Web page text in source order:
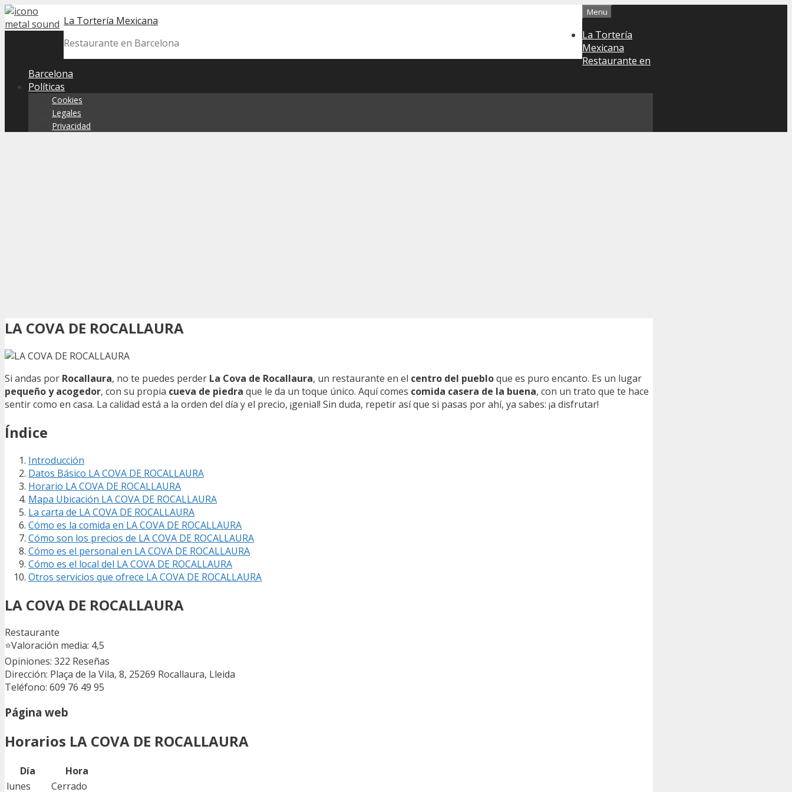
Skip
to
La Tortería Mexicana
Restaurante en Barcelona
Menu
La Tortería
Mexicana
Restaurante en
Barcelona
Políticas
Cookies
Legales
Privacidad
LA COVA DE ROCALLAURA
Si andas por Rocallaura, no te puedes perder La Cova de Rocallaura, un restaurante en el centro del puebloque es puro encanto. Es un lugar
pequeño y acogedor, con su propia cueva de piedra que le da un toque único. Aquí comes comida casera de la buena, con un trato que te hace
sentir como en casa. La calidad está a la orden del día y el precio, ¡genial! Sin duda, repetir así que si pasas por ahí, ya sabes: ¡a disfrutar!
Índice
Introducción
Datos Básico LA COVA DE ROCALLAURA
Horario LA COVA DE ROCALLAURA
Mapa Ubicación LA COVA DE ROCALLAURA
La carta de LA COVA DE ROCALLAURA
Cómo es la comida en LA COVA DE ROCALLAURA
Cómo son los precios de LA COVA DE ROCALLAURA
Cómo es el personal en LA COVA DE ROCALLAURA
Cómo es el local del LA COVA DE ROCALLAURA
Otros servicios que ofrece LA COVA DE ROCALLAURA
LA COVA DE ROCALLAURA
Restaurante
⭐Valoración media: 4,5
Opiniones: 322 Reseñas
Dirección: Plaça de la Vila, 8, 25269 Rocallaura, Lleida
Teléfono: 609 76 49 95
Página web
Horarios LA COVA DE ROCALLAURA
Día
Hora
lunes
Cerrado